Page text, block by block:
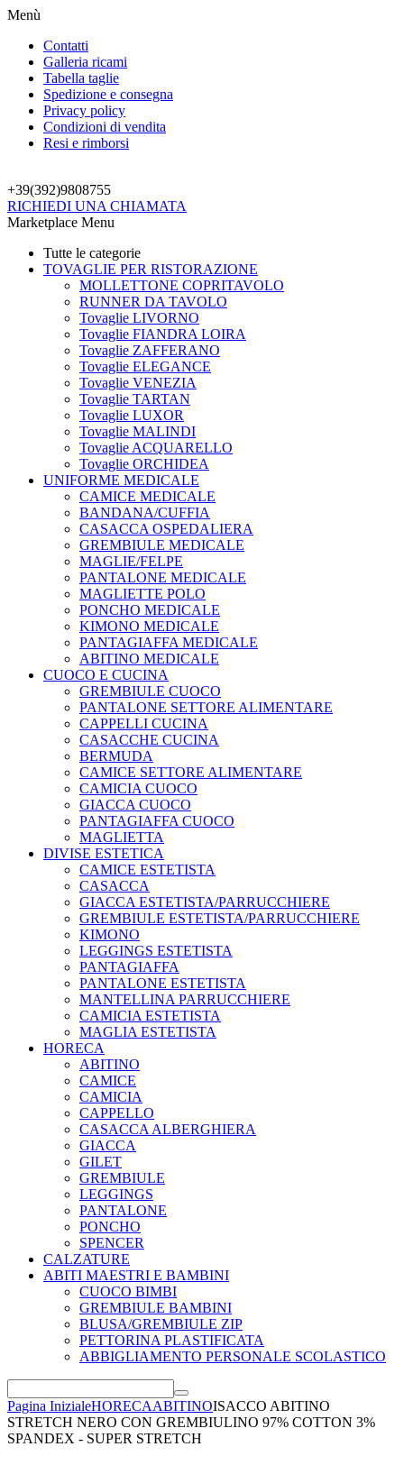
Menù
Contatti
Galleria ricami
Tabella taglie
Spedizione e consegna
Privacy policy
Condizioni di vendita
Resi e rimborsi
+39(392)9808755
RICHIEDI UNA CHIAMATA
Marketplace Menu
Tutte le categorie
TOVAGLIE PER RISTORAZIONE
MOLLETTONE COPRITAVOLO
RUNNER DA TAVOLO
Tovaglie LIVORNO
Tovaglie FIANDRA LOIRA
Tovaglie ZAFFERANO
Tovaglie ELEGANCE
Tovaglie VENEZIA
Tovaglie TARTAN
Tovaglie LUXOR
Tovaglie MALINDI
Tovaglie ACQUARELLO
Tovaglie ORCHIDEA
UNIFORME MEDICALE
CAMICE MEDICALE
BANDANA/CUFFIA
CASACCA OSPEDALIERA
GREMBIULE MEDICALE
MAGLIE/FELPE
PANTALONE MEDICALE
MAGLIETTE POLO
PONCHO MEDICALE
KIMONO MEDICALE
PANTAGIAFFA MEDICALE
ABITINO MEDICALE
CUOCO E CUCINA
GREMBIULE CUOCO
PANTALONE SETTORE ALIMENTARE
CAPPELLI CUCINA
CASACCHE CUCINA
BERMUDA
CAMICE SETTORE ALIMENTARE
CAMICIA CUOCO
GIACCA CUOCO
PANTAGIAFFA CUOCO
MAGLIETTA
DIVISE ESTETICA
CAMICE ESTETISTA
CASACCA
GIACCA ESTETISTA/PARRUCCHIERE
GREMBIULE ESTETISTA/PARRUCCHIERE
KIMONO
LEGGINGS ESTETISTA
PANTAGIAFFA
PANTALONE ESTETISTA
MANTELLINA PARRUCCHIERE
CAMICIA ESTETISTA
MAGLIA ESTETISTA
HORECA
ABITINO
CAMICE
CAMICIA
CAPPELLO
CASACCA ALBERGHIERA
GIACCA
GILET
GREMBIULE
LEGGINGS
PANTALONE
PONCHO
SPENCER
CALZATURE
ABITI MAESTRI E BAMBINI
CUOCO BIMBI
GREMBIULE BAMBINI
BLUSA/GREMBIULE ZIP
PETTORINA PLASTIFICATA
ABBIGLIAMENTO PERSONALE SCOLASTICO
Pagina InizialeHORECAABITINOISACCO ABITINO
STRETCH NERO CON GREMBIULINO 97% COTTON 3%
SPANDEX - SUPER STRETCH